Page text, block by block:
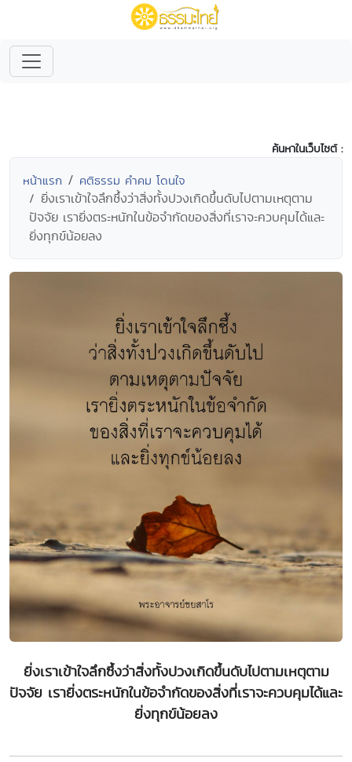
ค้นหาในเว็บไซต์ :
หน้าแรก คติธรรม คำคม โดนใจ
ยิ่งเราเข้าใจลึกซึ้งว่าสิ่งทั้งปวงเกิดขึ้นดับไปตามเหตุตาม
ปัจจัย เรายิ่งตระหนักในข้อจำกัดของสิ่งที่เราจะควบคุมได้และ
ยิ่งทุกข์น้อยลง
ยิ่งเราเข้าใจลึกซึ้งว่าสิ่งทั้งปวงเกิดขึ้นดับไปตามเหตุตาม
ปัจจัย เรายิ่งตระหนักในข้อจำกัดของสิ่งที่เราจะควบคุมได้และ
ยิ่งทุกข์น้อยลง